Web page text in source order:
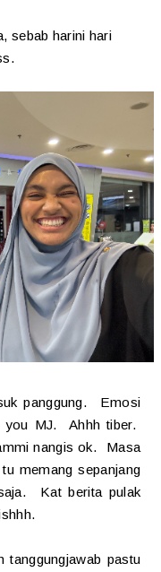
sebab harini hari
panggung. Emosi
MJ. Ahhh tiber.
nangis ok. Masa
memang sepanjang
Kat berita pulak
tanggungjawab pastu